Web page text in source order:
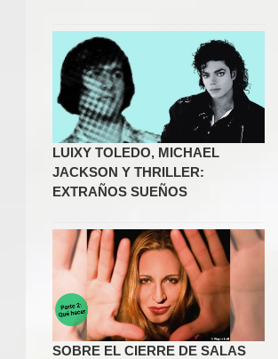
LUIXY TOLEDO, MICHAEL
JACKSON Y THRILLER:
EXTRAÑOS SUEÑOS
SOBRE EL CIERRE DE SALAS